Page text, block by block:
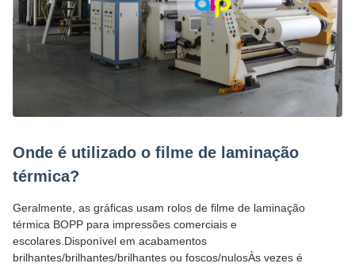
Onde é utilizado o filme de laminação
térmica?
Geralmente, as gráficas usam rolos de filme de laminação
térmica BOPP para impressões comerciais e
escolares.Disponível em acabamentos
brilhantes/brilhantes/brilhantes ou foscos/nulosÀs vezes é